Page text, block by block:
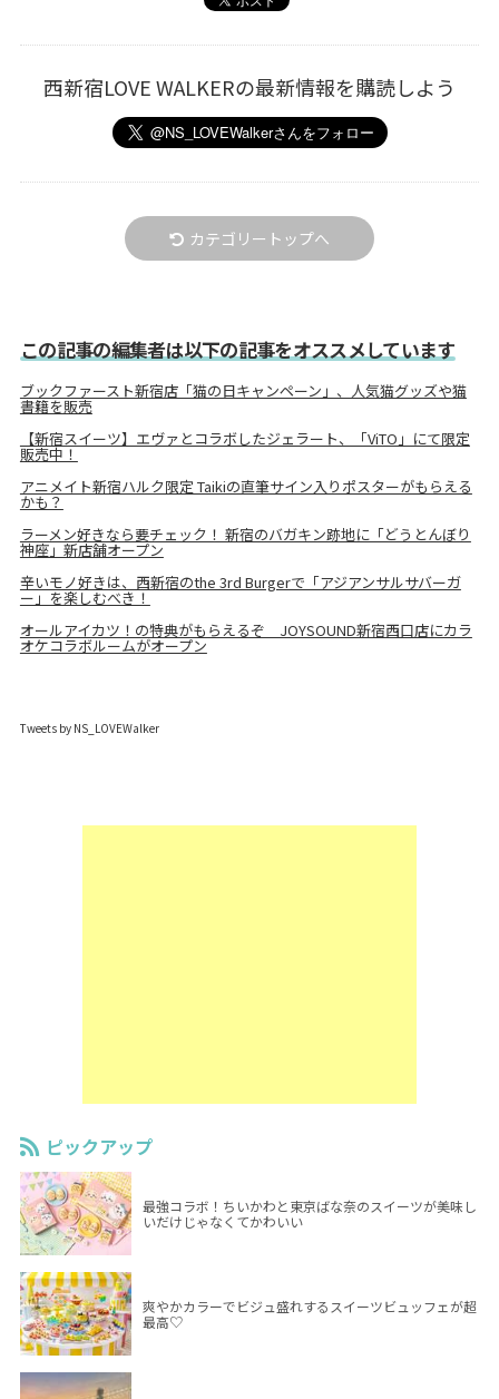
西新宿LOVE WALKERの最新情報を購読しよう
カテゴリートップへ
この記事の編集者は以下の記事をオススメしています
ブックファースト新宿店「猫の日キャンペーン」、人気猫グッズや猫
書籍を販売
【新宿スイーツ】エヴァとコラボしたジェラート、「ViTO」にて限定
販売中！
アニメイト新宿ハルク限定 Taikiの直筆サイン入りポスターがもらえる
かも？
ラーメン好きなら要チェック！ 新宿のバガキン跡地に「どうとんぼり
神座」新店舗オープン
辛いモノ好きは、西新宿のthe 3rd Burgerで「アジアンサルサバーガ
ー」を楽しむべき！
オールアイカツ！の特典がもらえるぞ JOYSOUND新宿西口店にカラ
オケコラボルームがオープン
Tweets by NS_LOVEWalker
ピックアップ
最強コラボ！ちいかわと東京ばな奈のスイーツが美味し
いだけじゃなくてかわいい
爽やかカラーでビジュ盛れするスイーツビュッフェが超
最高♡